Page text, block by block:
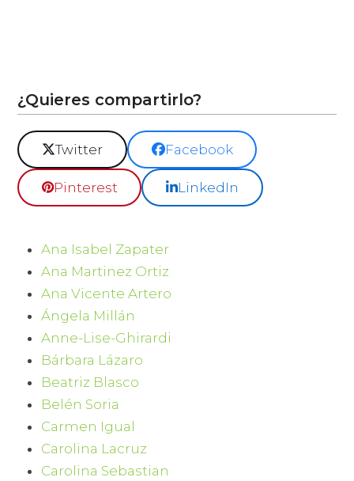
¿Quieres compartirlo?
Twitter Facebook
Pinterest LinkedIn
Ana Isabel Zapater
Ana Martinez Ortiz
Ana Vicente Artero
Ángela Millán
Anne-Lise-Ghirardi
Bárbara Lázaro
Beatriz Blasco
Belén Soria
Carmen Igual
Carolina Lacruz
Carolina Sebastian